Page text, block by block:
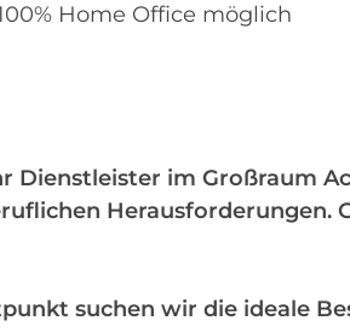
Home Office möglich
Dienstleister im Großraum
Herausforderungen.
suchen wir die ideale